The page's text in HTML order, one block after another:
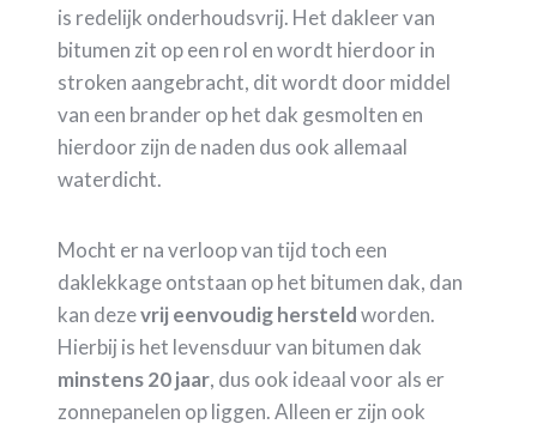
is redelijk onderhoudsvrij. Het dakleer van
bitumen zit op een rol en wordt hierdoor in
stroken aangebracht, dit wordt door middel
van een brander op het dak gesmolten en
hierdoor zijn de naden dus ook allemaal
waterdicht.
Mocht er na verloop van tijd toch een
daklekkage ontstaan op het bitumen dak, dan
kan dezevrij eenvoudig hersteldworden.
Hierbij is het levensduur van bitumen dak
minstens 20 jaar, dus ook ideaal voor als er
zonnepanelen op liggen. Alleen er zijn ook